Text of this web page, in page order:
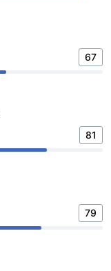
67
81
79